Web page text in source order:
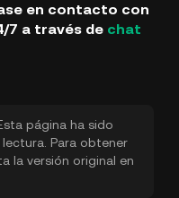
en contacto con
7 a través de chat
página ha sido
Para obtener
la versión original en